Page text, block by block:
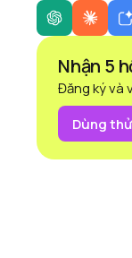
Nhận 5
Đăng ký và
Dùng